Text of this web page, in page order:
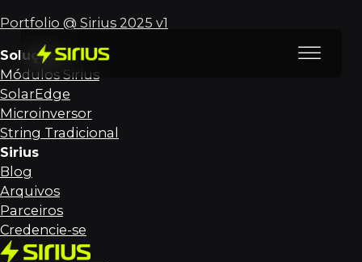
Portfolio @ Sirius 2025 v1
Sirius
Blog
Arquivos
Parceiros
Credencie-se
Soluções
Módulos Sirius
SolarEdge
Microinversor
String Tradicional